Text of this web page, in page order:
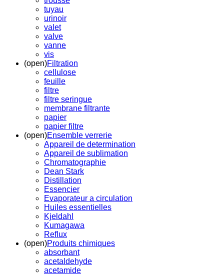
tuyau
urinoir
valet
valve
vanne
vis
(open)Filtration
cellulose
feuille
filtre
filtre seringue
membrane filtrante
papier
papier filtre
(open)Ensemble verrerie
Appareil de determination
Appareil de sublimation
Chromatographie
Dean Stark
Distillation
Essencier
Evaporateur a circulation
Huiles essentielles
Kjeldahl
Kumagawa
Reflux
(open)Produits chimiques
absorbant
acetaldehyde
acetamide